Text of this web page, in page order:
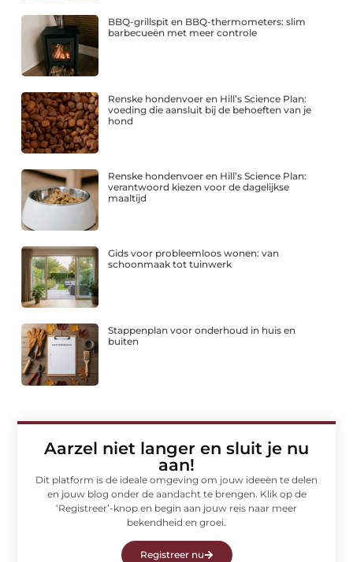
BBQ-grillspit en BBQ-thermometers: slim
barbecueën met meer controle
Renske hondenvoer en Hill’s Science Plan:
voeding die aansluit bij de behoeften van je
hond
Renske hondenvoer en Hill’s Science Plan:
verantwoord kiezen voor de dagelijkse
maaltijd
Gids voor probleemloos wonen: van
schoonmaak tot tuinwerk
Stappenplan voor onderhoud in huis en
buiten
Aarzel niet langer en sluit je nu
aan!
Dit platform is de ideale omgeving om jouw ideeën te delen
en jouw blog onder de aandacht te brengen. Klik op de
‘Registreer’-knop en begin aan jouw reis naar meer
bekendheid en groei.
Registreer nu